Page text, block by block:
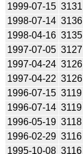
1999-07-15 3131
1998-07-14 3136
1998-04-16 3135
1997-07-05 3127
1997-04-24 3126
1997-04-22 3126
1996-07-15 3119
1996-07-14 3119
1996-05-19 3118
1996-02-29 3116
1995-10-08 3116